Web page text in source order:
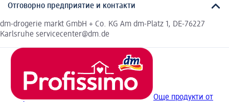
Отговорно предприятие и контакти
dm-drogerie markt GmbH + Co. KG Am dm-Platz 1, DE-76227
Karlsruhe servicecenter@dm.de
Още продукти от